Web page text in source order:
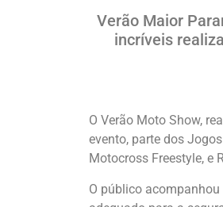
Verão Maior
incríveis
O Verão Moto Show,
evento, parte dos
Motocross Freestyle, e
O público